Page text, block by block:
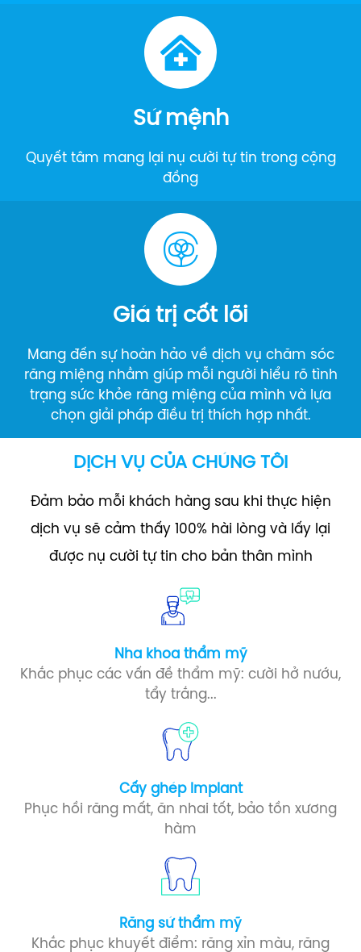
Sứ mệnh
Quyết tâm mang lại nụ cười tự tin trong cộng
đồng
Giá trị cốt lõi
Mang đến sự hoàn hảo về dịch vụ chăm sóc
răng miệng nhằm giúp mỗi người hiểu rõ tình
trạng sức khỏe răng miệng của mình và lựa
chọn giải pháp điều trị thích hợp nhất.
DỊCH VỤ CỦA CHÚNG TÔI
Đảm bảo mỗi khách hàng sau khi thực hiện
dịch vụ sẽ cảm thấy 100% hài lòng và lấy lại
được nụ cười tự tin cho bản thân mình
Nha khoa thẩm mỹ
Khắc phục các vấn đề thẩm mỹ: cười hở nướu,
tẩy trắng...
Cấy ghép Implant​
Phục hồi răng mất, ăn nhai tốt, bảo tồn xương
hàm
Răng sứ​ thẩm mỹ
Khắc phục khuyết điểm: răng xỉn màu, răng